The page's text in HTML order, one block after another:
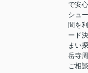
で安
シュ
間を
ード
まい
岳寺
ご相